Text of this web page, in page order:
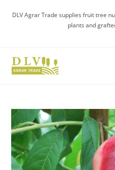
DLV Agrar Trade supplies fruit tree
plants and